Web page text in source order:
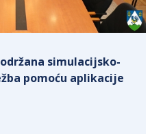
simulacijsko-
pomoću aplikacije